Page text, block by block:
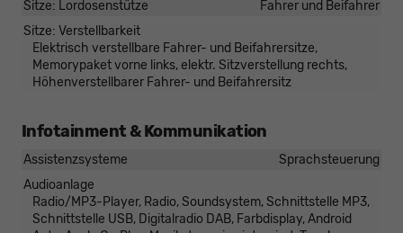
Sitze: Lordosenstütze
Fahrer und Beifahrer
Sitze: Verstellbarkeit
Elektrisch verstellbare Fahrer- und Beifahrersitze,
Memorypaket vorne links, elektr. Sitzverstellung rechts,
Höhenverstellbarer Fahrer- und Beifahrersitz
Infotainment & Kommunikation
Assistenzsysteme
Sprachsteuerung
Audioanlage
Radio/MP3-Player, Radio, Soundsystem, Schnittstelle MP3,
Schnittstelle USB, Digitalradio DAB, Farbdisplay, Android